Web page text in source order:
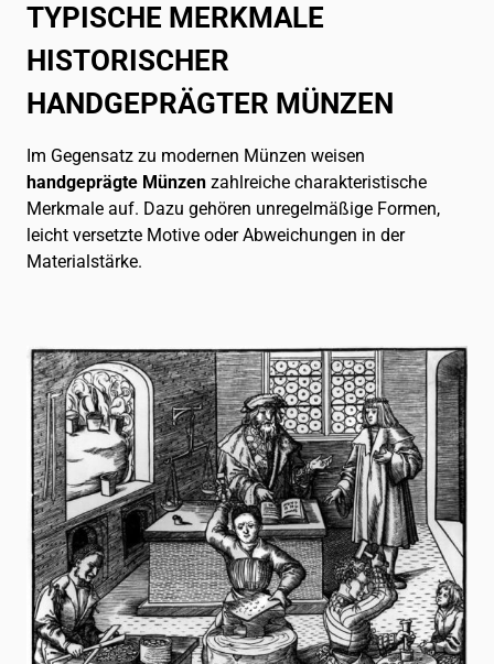
TYPISCHE MERKMALE
HISTORISCHER
HANDGEPRÄGTER MÜNZEN
Im Gegensatz zu modernen Münzen weisen
handgeprägte Münzen zahlreiche charakteristische
Merkmale auf. Dazu gehören unregelmäßige Formen,
leicht versetzte Motive oder Abweichungen in der
Materialstärke.